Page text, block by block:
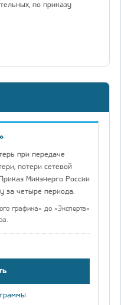
по приказу
при передаче
потери сетевой
Минэнерго России
за четыре периода.
графика» до «Эксперта»